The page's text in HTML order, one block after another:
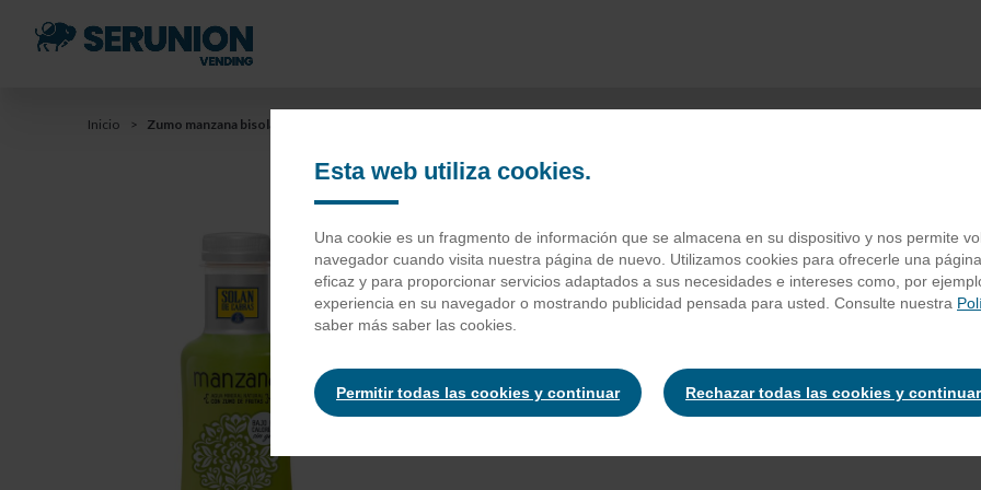
You
Inicio Zumo manzana bisolan
Zumo manzana
Agua solan de cabras, zumo de manzana a partir de concentrado (20%),
Esta web utiliza cookies.
Una cookie es un fragmento de información que se almacena en su dispositivo y nos permite
navegador cuando visita nuestra página de nuevo. Utilizamos cookies para ofrecerle una
eficaz y para proporcionar servicios adaptados a sus necesidades e intereses como, por
experiencia en su navegador o mostrando publicidad pensada para usted. Consulte nuestra
saber más saber las cookies.
Permitir todas las cookies y continuar Rechazar todas las cookies y continuar